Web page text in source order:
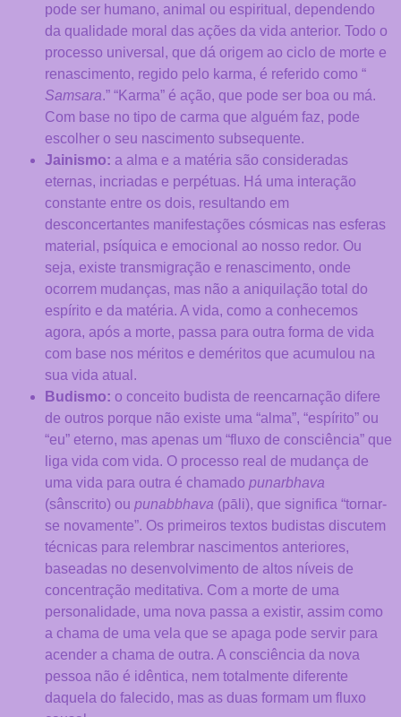
pode ser humano, animal ou espiritual, dependendo
da qualidade moral das ações da vida anterior. Todo o
processo universal, que dá origem ao ciclo de morte e
renascimento, regido pelo karma, é referido como “
Samsara.” “Karma” é ação, que pode ser boa ou má.
Com base no tipo de carma que alguém faz, pode
escolher o seu nascimento subsequente.
Jainismo: a alma e a matéria são consideradas
eternas, incriadas e perpétuas. Há uma interação
constante entre os dois, resultando em
desconcertantes manifestações cósmicas nas esferas
material, psíquica e emocional ao nosso redor. Ou
seja, existe transmigração e renascimento, onde
ocorrem mudanças, mas não a aniquilação total do
espírito e da matéria. A vida, como a conhecemos
agora, após a morte, passa para outra forma de vida
com base nos méritos e deméritos que acumulou na
sua vida atual.
Budismo: o conceito budista de reencarnação difere
de outros porque não existe uma “alma”, “espírito” ou
“eu” eterno, mas apenas um “fluxo de consciência” que
liga vida com vida. O processo real de mudança de
uma vida para outra é chamado punarbhava
(sânscrito) ou punabbhava (pāli), que significa “tornar-
se novamente”. Os primeiros textos budistas discutem
técnicas para relembrar nascimentos anteriores,
baseadas no desenvolvimento de altos níveis de
concentração meditativa. Com a morte de uma
personalidade, uma nova passa a existir, assim como
a chama de uma vela que se apaga pode servir para
acender a chama de outra. A consciência da nova
pessoa não é idêntica, nem totalmente diferente
daquela do falecido, mas as duas formam um fluxo
Necessários
Estes cookies
não são
opcionais. São
necessários
para o
do site.
Estatísticas
Servem para
que possamos
melhorar a
funcionalidade
e a estrutura
do site, com
base na forma
como ele é
utilizado.
Experiência
Para que o site